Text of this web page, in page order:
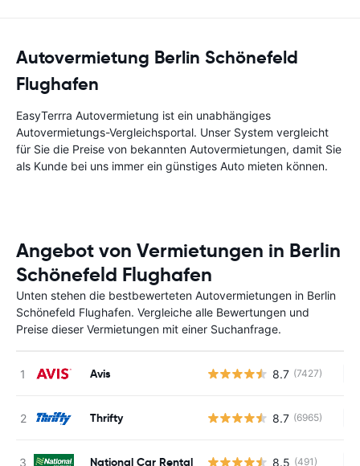
Autovermietung Berlin Schönefeld
Flughafen
EasyTerrra Autovermietung ist ein unabhängiges
Autovermietungs-Vergleichsportal. Unser System vergleicht
für Sie die Preise von bekannten Autovermietungen, damit Sie
als Kunde bei uns immer ein günstiges Auto mieten können.
Angebot von Vermietungen in Berlin
Schönefeld Flughafen
Unten stehen die bestbewerteten Autovermietungen in Berlin
Schönefeld Flughafen. Vergleiche alle Bewertungen und
Preise dieser Vermietungen mit einer Suchanfrage.
Avis 8.7 (7427)
Thrifty 8.7 (6965)
National Car Rental 8.5 (491)